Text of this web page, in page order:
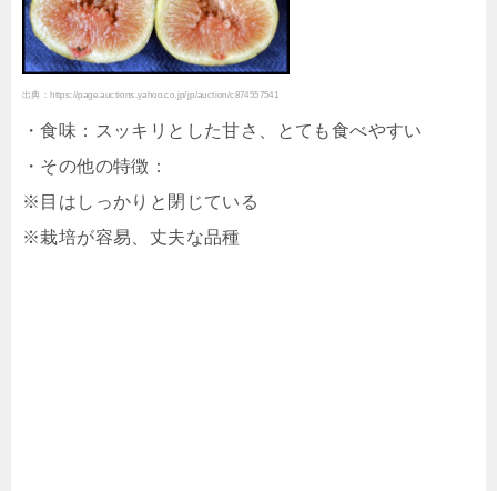
出典：https://page.auctions.yahoo.co.jp/jp/auction/c874557541
・食味：スッキリとした甘さ、とても食べやすい
・その他の特徴：
※目はしっかりと閉じている
※栽培が容易、丈夫な品種